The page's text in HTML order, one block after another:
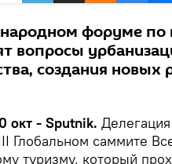
форуме по
вопросы
создания новых
окт - Sputnik.
Глобальном саммите
туризму, который